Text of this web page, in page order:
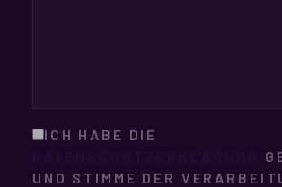
ICH HABE DIE
UND STIMME DER